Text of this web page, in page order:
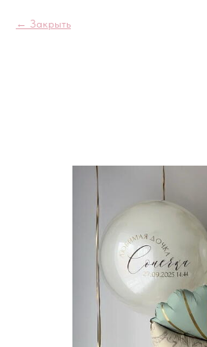
Закрыть